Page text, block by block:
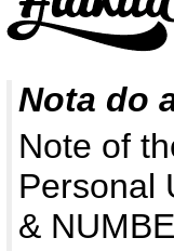
Nota do
Note of
Personal
&